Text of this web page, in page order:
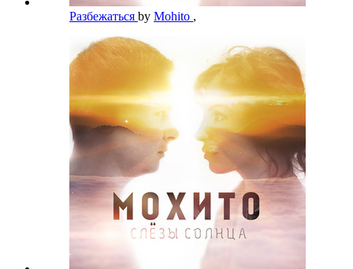
Разбежаться by Mohito ,